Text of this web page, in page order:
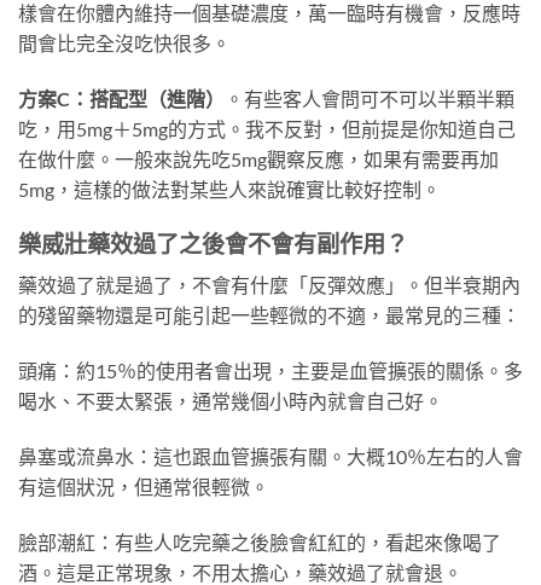
樣會在你體內維持一個基礎濃度，萬一臨時有機會，反應時
間會比完全沒吃快很多。
方案C：搭配型（進階）
。有些客人會問可不可以半顆半顆
吃，用5mg＋5mg的方式。我不反對，但前提是你知道自己
在做什麼。一般來說先吃5mg觀察反應，如果有需要再加
5mg，這樣的做法對某些人來說確實比較好控制。
樂威壯藥效過了之後會不會有副作用？
藥效過了就是過了，不會有什麼「反彈效應」。但半衰期內
的殘留藥物還是可能引起一些輕微的不適，最常見的三種：
頭痛：約15％的使用者會出現，主要是血管擴張的關係。多
喝水、不要太緊張，通常幾個小時內就會自己好。
鼻塞或流鼻水：這也跟血管擴張有關。大概10％左右的人會
有這個狀況，但通常很輕微。
臉部潮紅：有些人吃完藥之後臉會紅紅的，看起來像喝了
酒。這是正常現象，不用太擔心，藥效過了就會退。